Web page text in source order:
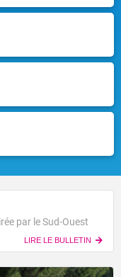
par le Sud-Ouest
LIRE LE BULLETIN